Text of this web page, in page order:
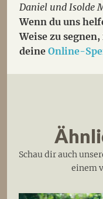
Daniel und Isolde
Wenn du uns
Weise zu
deineOnline-
Schau dir auch
einem